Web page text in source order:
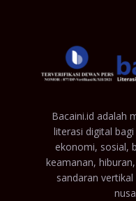
Bacaini.id adalah
literasi digital
ekonomi, sosial,
keamanan,
sandaran